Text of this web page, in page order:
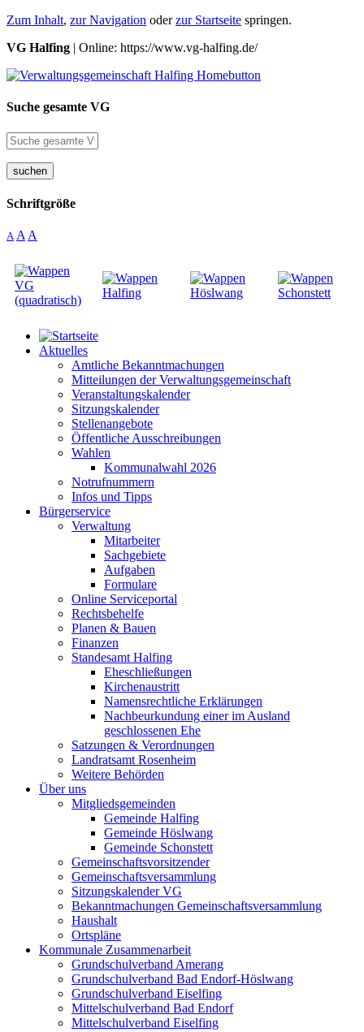
Zum Inhalt, zur Navigation oderzur Startseite springen.
VG Halfing | Online: https://www.vg-halfing.de/
Suche gesamte VG
suchen
Schriftgröße
A A A
Aktuelles
Amtliche Bekanntmachungen
Mitteilungen der Verwaltungsgemeinschaft
Veranstaltungskalender
Sitzungskalender
Stellenangebote
Öffentliche Ausschreibungen
Wahlen
Kommunalwahl 2026
Notrufnummern
Infos und Tipps
Bürgerservice
Verwaltung
Mitarbeiter
Sachgebiete
Aufgaben
Formulare
Online Serviceportal
Rechtsbehelfe
Planen & Bauen
Finanzen
Standesamt Halfing
Eheschließungen
Kirchenaustritt
Namensrechtliche Erklärungen
Nachbeurkundung einer im Ausland
geschlossenen Ehe
Satzungen & Verordnungen
Landratsamt Rosenheim
Weitere Behörden
Über uns
Mitgliedsgemeinden
Gemeinde Halfing
Gemeinde Höslwang
Gemeinde Schonstett
Gemeinschaftsvorsitzender
Gemeinschaftsversammlung
Sitzungskalender VG
Bekanntmachungen Gemeinschaftsversammlung
Haushalt
Ortspläne
Kommunale Zusammenarbeit
Grundschulverband Amerang
Grundschulverband Bad Endorf-Höslwang
Grundschulverband Eiselfing
Mittelschulverband Bad Endorf
Mittelschulverband Eiselfing